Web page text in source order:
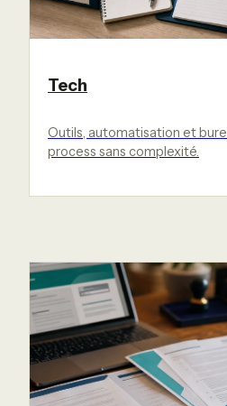
Tech
Outils, automatisation et
process sans complexité.